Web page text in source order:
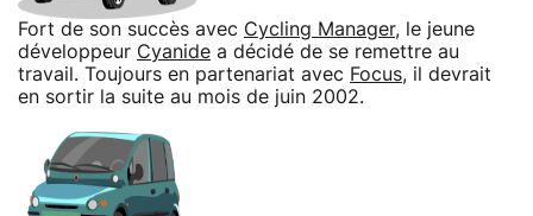
Fort de son succès avec Cycling Manager, le jeune
développeur Cyanide a décidé de se remettre au
travail. Toujours en partenariat avec Focus, il devrait
en sortir la suite au mois de juin 2002.